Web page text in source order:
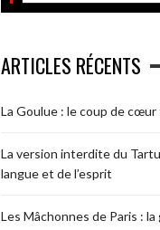
ARTICLES RÉCENTS
La Goulue : le coup de
La version interdite du
langue et de l’esprit
Les Mâchonnes de Paris :